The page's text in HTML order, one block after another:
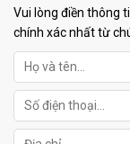
Vui lòng điền thông
chính xác nhất từ